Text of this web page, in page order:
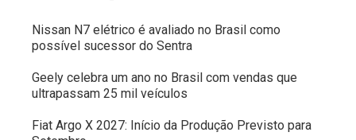
Nissan N7 elétrico é avaliado no Brasil como
possível sucessor do Sentra
Geely celebra um ano no Brasil com vendas que
ultrapassam 25 mil veículos
Fiat Argo X 2027: Início da Produção Previsto para